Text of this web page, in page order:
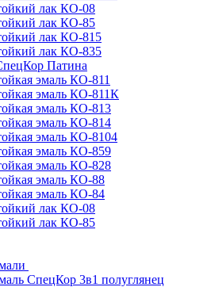
лак КО-08
лак КО-85
лак КО-815
лак КО-835
Патина
эмаль КО-811
эмаль КО-811К
эмаль КО-813
эмаль КО-814
эмаль КО-8104
эмаль КО-859
эмаль КО-828
эмаль КО-88
эмаль КО-84
лак КО-08
лак КО-85
СпецКор 3в1 полуглянец